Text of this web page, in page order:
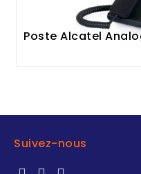
Poste Alcatel
Suivez-nous